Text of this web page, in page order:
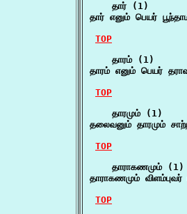
    தார் (1)
தார் எனும் பெயர்
TOP
    தாரம் (1)
தாரம் எனும் பெயர்
TOP
    தாரமும் (1)
தலைவனும் தாரமும்
TOP
    தாராகணமும் (1)
தாராகணமும்
TOP